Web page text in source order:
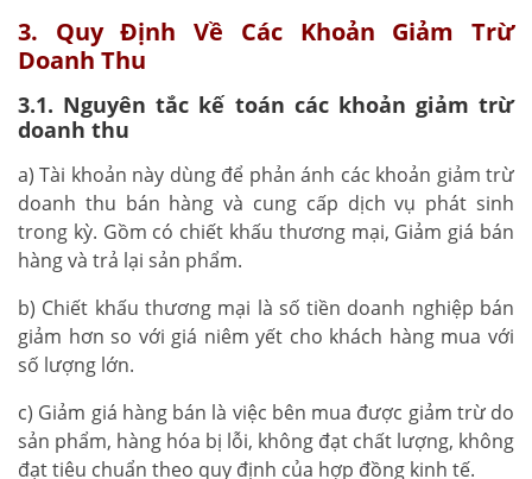
3. Quy Định Về Các Khoản Giảm Trừ
Doanh Thu
3.1. Nguyên tắc kế toán các khoản giảm trừ
doanh thu
a) Tài khoản này dùng để phản ánh các khoản giảm trừ
doanh thu bán hàng và cung cấp dịch vụ phát sinh
trong kỳ. Gồm có chiết khấu thương mại, Giảm giá bán
hàng và trả lại sản phẩm.
b) Chiết khấu thương mại là số tiền doanh nghiệp bán
giảm hơn so với giá niêm yết cho khách hàng mua với
số lượng lớn.
c) Giảm giá hàng bán là việc bên mua được giảm trừ do
sản phẩm, hàng hóa bị lỗi, không đạt chất lượng, không
đạt tiêu chuẩn theo quy định của hợp đồng kinh tế.